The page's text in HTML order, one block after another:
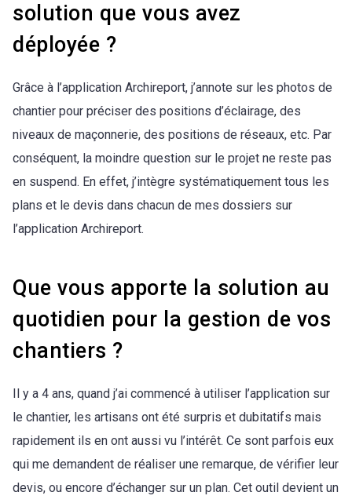
solution que vous avez
déployée ?
Grâce à l’application Archireport, j’annote sur les photos de
chantier pour préciser des positions d’éclairage, des
niveaux de maçonnerie, des positions de réseaux, etc. Par
conséquent, la moindre question sur le projet ne reste pas
en suspend. En effet, j’intègre systématiquement tous les
plans et le devis dans chacun de mes dossiers sur
l’application Archireport.
Que vous apporte la solution au
quotidien pour la gestion de vos
chantiers ?
Il y a 4 ans, quand j’ai commencé à utiliser l’application sur
le chantier, les artisans ont été surpris et dubitatifs mais
rapidement ils en ont aussi vu l’intérêt. Ce sont parfois eux
qui me demandent de réaliser une remarque, de vérifier leur
devis, ou encore d’échanger sur un plan. Cet outil devient un